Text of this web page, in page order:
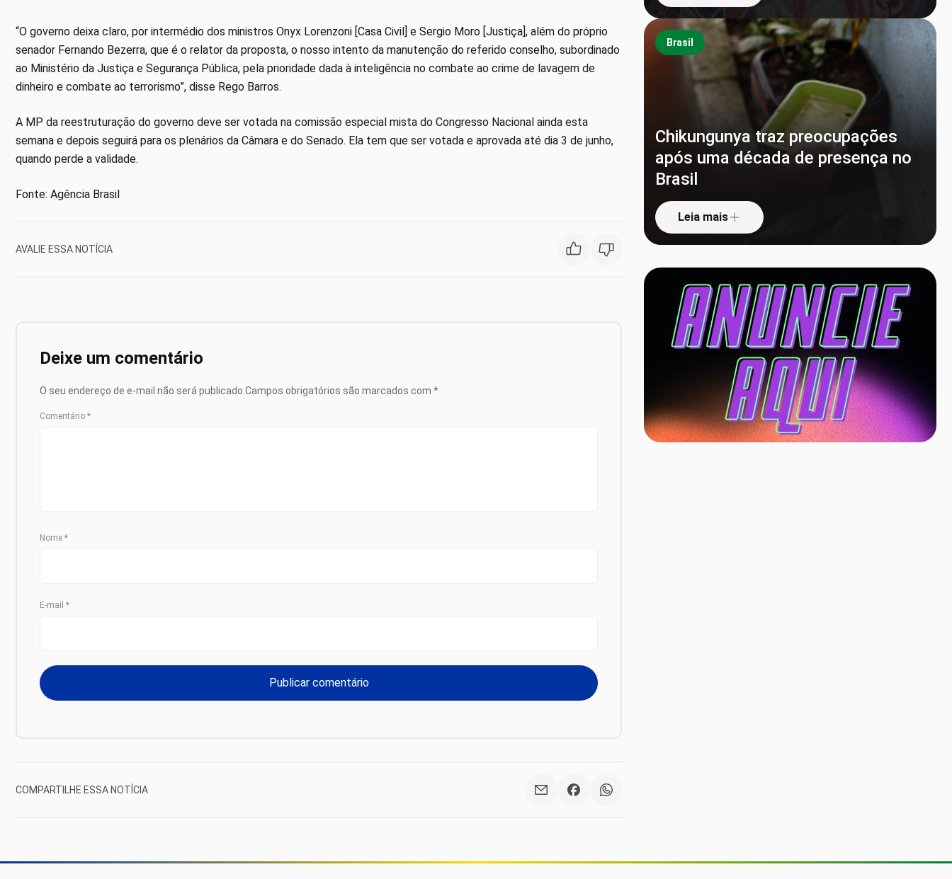
“O governo deixa claro, por intermédio dos ministros Onyx Lorenzoni [Casa Civil] e Sergio Moro [Justiça], além do próprio
senador Fernando Bezerra, que é o relator da proposta, o nosso intento da manutenção do referido conselho, subordinado
ao Ministério da Justiça e Segurança Pública, pela prioridade dada à inteligência no combate ao crime de lavagem de
dinheiro e combate ao terrorismo”, disse Rego Barros.
A MP da reestruturação do governo deve ser votada na comissão especial mista do Congresso Nacional ainda esta
semana e depois seguirá para os plenários da Câmara e do Senado. Ela tem que ser votada e aprovada até dia 3 de junho,
quando perde a validade.
Fonte: Agência Brasil
AVALIE ESSA NOTÍCIA
Deixe um comentário
O seu endereço de e-mail não será publicado. Campos obrigatórios são marcados com *
Comentário *
Nome *
E-mail *
COMPARTILHE ESSA NOTÍCIA
Brasil
Chikungunya traz preocupações
após uma década de presença no
Brasil
Leia mais